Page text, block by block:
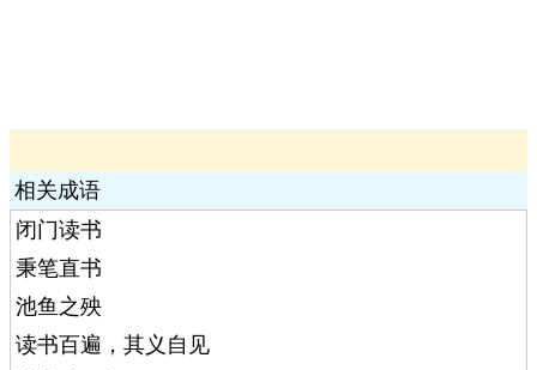
相关成语
闭门读书
秉笔直书
池鱼之殃
读书百遍，其义自见